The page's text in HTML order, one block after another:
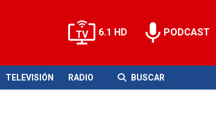
6.1 HD PODCAST
TELEVISIÓN RADIO BUSCAR